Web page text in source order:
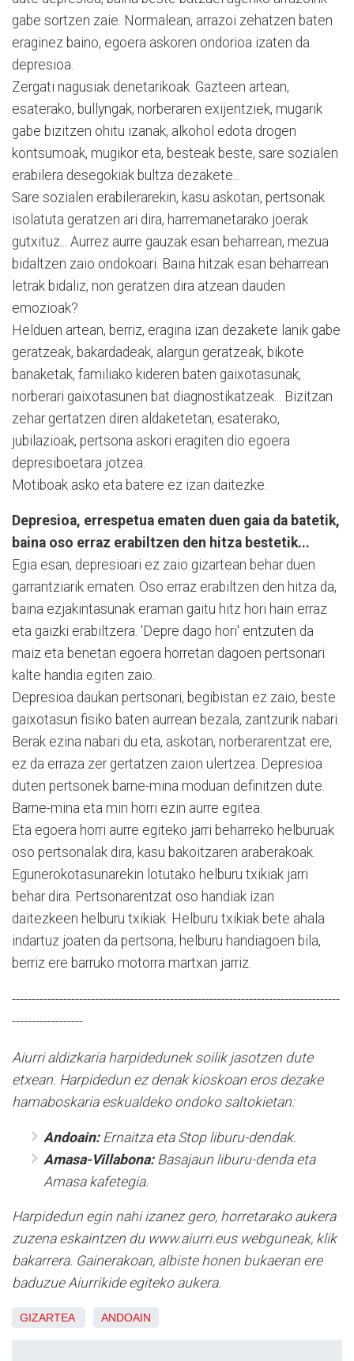
gabe sortzen zaie. Normalean, arrazoi zehatzen baten
eraginez baino, egoera askoren ondorioa izaten da
depresioa.
Zergati nagusiak denetarikoak. Gazteen artean,
esaterako, bullyngak, norberaren exijentziek, mugarik
gabe bizitzen ohitu izanak, alkohol edota drogen
kontsumoak, mugikor eta, besteak beste, sare sozialen
erabilera desegokiak bultza dezakete...
Sare sozialen erabilerarekin, kasu askotan, pertsonak
isolatuta geratzen ari dira, harremanetarako joerak
gutxituz... Aurrez aurre gauzak esan beharrean, mezua
bidaltzen zaio ondokoari. Baina hitzak esan beharrean
letrak bidaliz, non geratzen dira atzean dauden
emozioak?
Helduen artean, berriz, eragina izan dezakete lanik gabe
geratzeak, bakardadeak, alargun geratzeak, bikote
banaketak, familiako kideren baten gaixotasunak,
norberari gaixotasunen bat diagnostikatzeak... Bizitzan
zehar gertatzen diren aldaketetan, esaterako,
jubilazioak, pertsona askori eragiten dio egoera
depresiboetara jotzea.
Motiboak asko eta batere ez izan daitezke.
Depresioa, errespetua ematen duen gaia da batetik,
baina oso erraz erabiltzen den hitza bestetik...
Egia esan, depresioari ez zaio gizartean behar duen
garrantziarik ematen. Oso erraz erabiltzen den hitza da,
baina ezjakintasunak eraman gaitu hitz hori hain erraz
eta gaizki erabiltzera. 'Depre dago hori' entzuten da
maiz eta benetan egoera horretan dagoen pertsonari
kalte handia egiten zaio.
Depresioa daukan pertsonari, begibistan ez zaio, beste
gaixotasun fisiko baten aurrean bezala, zantzurik nabari.
Berak ezina nabari du eta, askotan, norberarentzat ere,
ez da erraza zer gertatzen zaion ulertzea. Depresioa
duten pertsonek barne-mina moduan definitzen dute.
Barne-mina eta min horri ezin aurre egitea.
Eta egoera horri aurre egiteko jarri beharreko helburuak
oso pertsonalak dira, kasu bakoitzaren araberakoak.
Egunerokotasunarekin lotutako helburu txikiak jarri
behar dira. Pertsonarentzat oso handiak izan
daitezkeen helburu txikiak. Helburu txikiak bete ahala
indartuz joaten da pertsona, helburu handiagoen bila,
berriz ere barruko motorra martxan jarriz.
-----------------------------------------------------------------------------------
------------------
Aiurri aldizkaria harpidedunek soilik jasotzen dute
etxean. Harpidedun ez denak kioskoan eros dezake
hamaboskaria eskualdeko ondoko saltokietan:
Andoain: Ernaitza eta Stop liburu-dendak.
Amasa-Villabona:Basajaun liburu-denda eta
Amasa kafetegia.
Harpidedun egin nahi izanez gero, horretarako aukera
zuzena eskaintzen du www.aiurri.eus webguneak, klik
bakarrera. Gainerakoan, albiste honen bukaeran ere
baduzue Aiurrikide egiteko aukera.
GIZARTEA ANDOAIN